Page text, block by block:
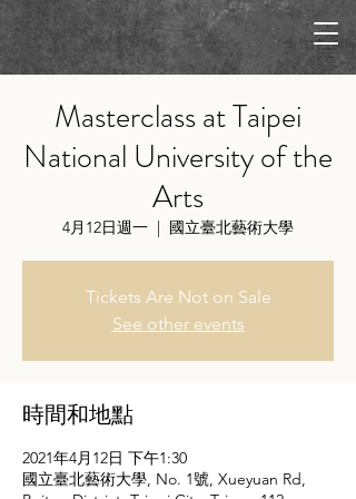
Masterclass at Taipei
National University of the
Arts
4月12日週一
  |
國立臺北藝術大學
Tickets Are Not on Sale
See other events
時間和地點
2021年4月12日 下午1:30
國立臺北藝術大學, No. 1號, Xueyuan Rd,